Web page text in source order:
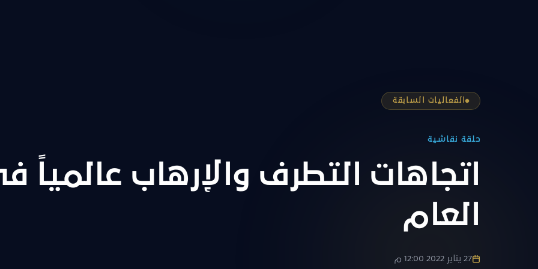
الفعاليات السابقة
حلقة نقاشية
اتجاهات التطرف والإرهاب عالمياً
العام
27 يناير 2022 12:00 م